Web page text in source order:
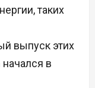
таких
выпуск этих
в